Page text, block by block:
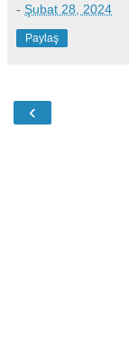
- Şubat 28, 2024
Paylaş
‹